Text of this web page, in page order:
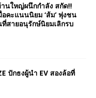
นใหญ่ผนึกกำลัง สกัด!!
อคะแนนนิยม ‘ส้ม’ พุ่งชน
ที่สายอนุรักษ์นิยมเลิกรบ
ปักธงผู้นำ EV สองล้อที่